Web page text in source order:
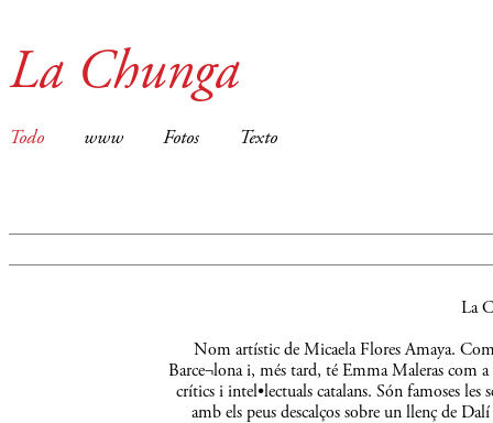
La Chunga
Todo www Fotos Texto
La
Nom artístic de Micaela Flores Amaya.
Barce¬lona i, més tard, té Emma Maleras com
crítics i intel•lectuals catalans. Són famoses
amb els peus descalços sobre un llenç de